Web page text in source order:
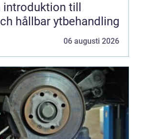
till
hållbar ytbehandling
06 augusti 2026